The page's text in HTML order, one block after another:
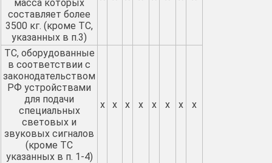
масса которых
составляет более
3500 кг. (кроме ТС,
указанных в п.3)
ТС, оборудованные
в соответствии с
законодательством
РФ устройствами
для подачи
специальных
световых и
звуковых сигналов
(кроме ТС
указанных в п. 1-4)
х х х х х х х х